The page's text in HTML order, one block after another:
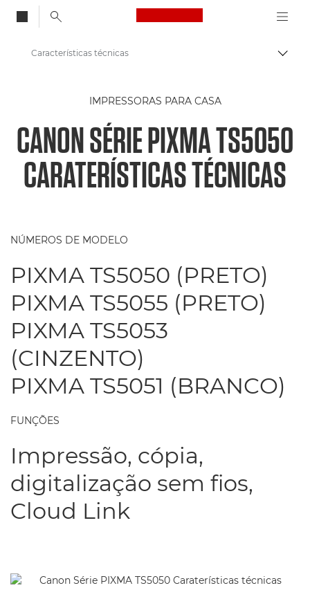
Canon Logo, back
Impressoras Canon
Série PIXMA TS5050 - Impressoras
Características técnicas
IMPRESSORAS PARA CASA
CANON SÉRIE PIXMA TS5050
CARATERÍSTICAS TÉCNICAS
NÚMEROS DE MODELO
PIXMA TS5050 (PRETO)
PIXMA TS5055 (PRETO)
PIXMA TS5053
(CINZENTO)
PIXMA TS5051 (BRANCO)
FUNÇÕES
Impressão, cópia,
digitalização sem fios,
Cloud Link